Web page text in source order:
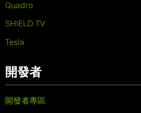
Quadro
SHIELD TV
Tesla
開發者
開發者專區